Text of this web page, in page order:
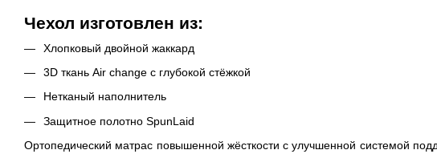
Чехол изготовлен из:
Хлопковый двойной жаккард
3D ткань Air change с глубокой стёжкой
Нетканый наполнитель
Защитное полотно SpunLaid
Ортопедический матрас повышенной жёсткости с улучшенной системой